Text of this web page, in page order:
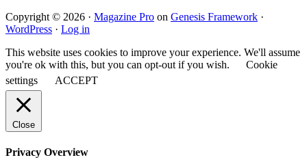
Copyright © 2026 · Magazine Pro on Genesis Framework ·
WordPress · Log in
This website uses cookies to improve your experience. We'll assume
you're ok with this, but you can opt-out if you wish.
Cookie
settings
ACCEPT
Close
Privacy Overview